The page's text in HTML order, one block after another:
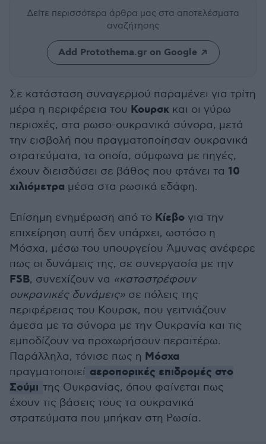
Δείτε περισσότερα άρθρα μας στα αποτελέσματα
αναζήτησης
Add Protothema.gr on Google
Σε κατάσταση συναγερμού παραμένει για τρίτη
μέρα η περιφέρεια του Κουρσκ και οι γύρω
περιοχές, στα ρωσο-ουκρανικά σύνορα, μετά
την εισβολή που πραγματοποίησαν ουκρανικά
στρατεύματα, τα οποία, σύμφωνα με πηγές,
έχουν διεισδύσει σε βάθος που φτάνει τα 10
χιλιόμετρα μέσα στα ρωσικά εδάφη.
Επίσημη ενημέρωση από το Κίεβο για την
επιχείρηση αυτή δεν υπάρχει, ωστόσο η
Μόσχα, μέσω του υπουργείου Άμυνας ανέφερε
πως οι δυνάμεις της, σε συνεργασία με την
FSB, συνεχίζουν να «καταστρέφουν
ουκρανικές δυνάμεις» σε πόλεις της
περιφέρειας του Κουρσκ, που γειτνιάζουν
άμεσα με τα σύνορα με την Ουκρανία και τις
εμποδίζουν να προχωρήσουν περαιτέρω.
Παράλληλα, τόνισε πως η Μόσχα
πραγματοποιεί αεροπορικές επιδρομές στο
Σούμι της Ουκρανίας, όπου φαίνεται πως
έχουν τις βάσεις τους τα ουκρανικά
στρατεύματα που μπήκαν στη Ρωσία.